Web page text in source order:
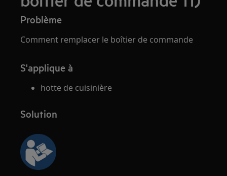
Problème
Comment remplacer le boîtier de commande
S'applique à
hotte de cuisinière
Solution